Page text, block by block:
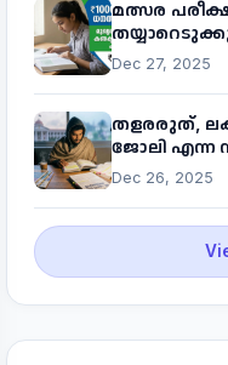
മത്സര
രൂപ!
Dec 27, 2025
തളരരുത്,
ജോലി എന്ന
Dec 26, 2025